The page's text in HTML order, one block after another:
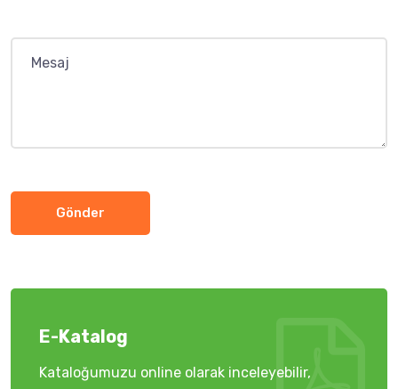
Gönder
E-Katalog
Kataloğumuzu online olarak inceleyebilir,